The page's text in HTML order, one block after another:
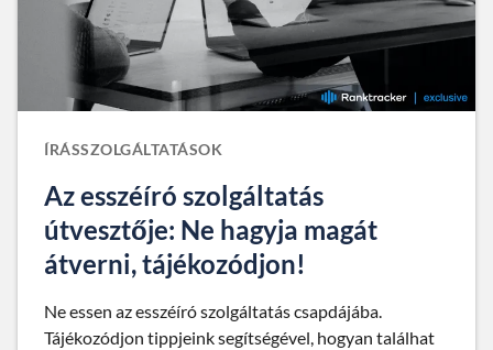
ÍRÁSSZOLGÁLTATÁSOK
Az esszéíró szolgáltatás
útvesztője: Ne hagyja magát
átverni, tájékozódjon!
Ne essen az esszéíró szolgáltatás csapdájába.
Tájékozódjon tippjeink segítségével, hogyan találhat